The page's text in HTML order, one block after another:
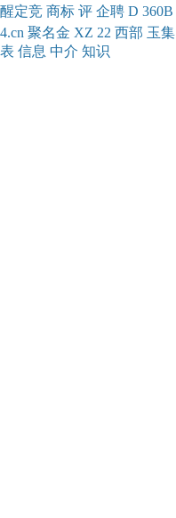
醒定竞 商标 评 企聘 D 360B
4.cn 聚名金 XZ 22 西部 玉集
表 信息 中介 知识